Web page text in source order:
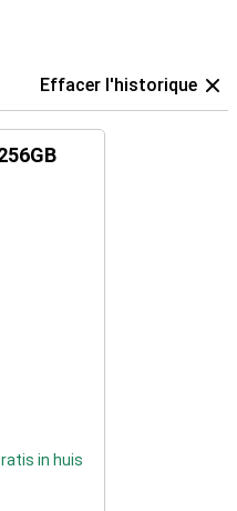
Effacer l'historique
in huis